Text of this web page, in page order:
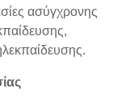
ασύγχρονης